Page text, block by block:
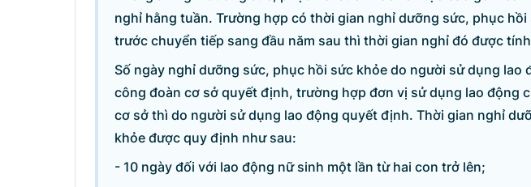
nghỉ hằng tuần. Trường hợp có thời gian nghỉ dưỡng sức, phục
trước chuyển tiếp sang đầu năm sau thì thời gian nghỉ đó được
Số ngày nghỉ dưỡng sức, phục hồi sức khỏe do người sử dụng lao
công đoàn cơ sở quyết định, trường hợp đơn vị sử dụng lao động
cơ sở thì do người sử dụng lao động quyết định. Thời gian nghỉ
khỏe được quy định như sau:
- 10 ngày đối với lao động nữ sinh một lần từ hai con trở lên;